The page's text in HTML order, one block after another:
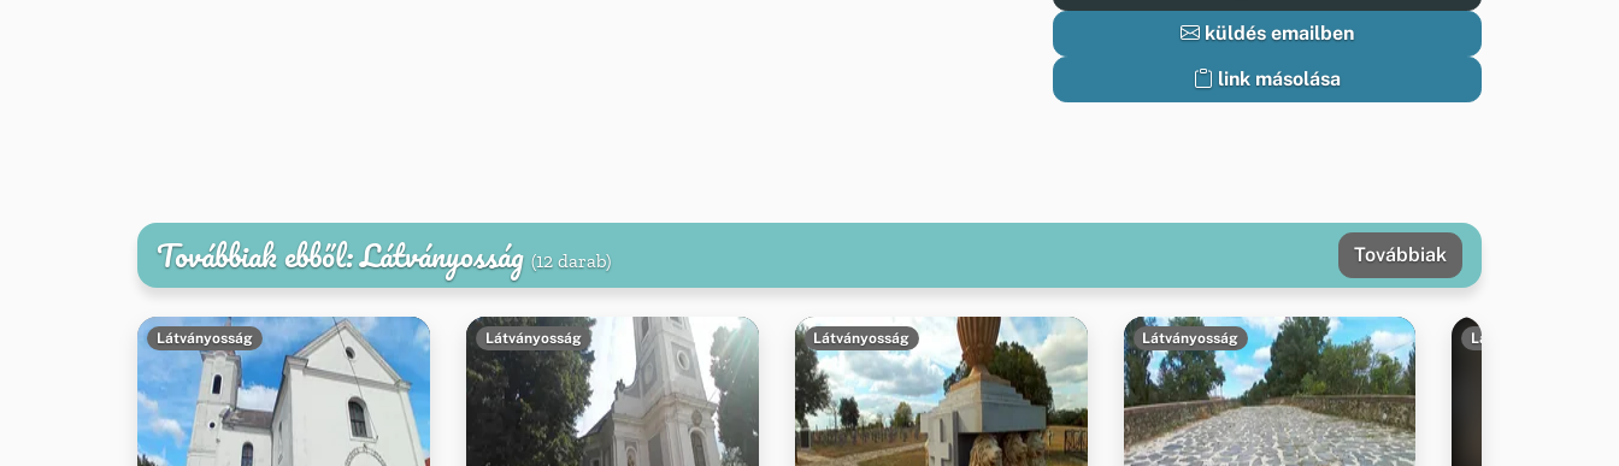
küldés emailben
link másolása
Továbbiak ebből: Látványosság (12 darab) Továbbiak
Látványosság Látványosság Látványosság Látványosság Látványosság